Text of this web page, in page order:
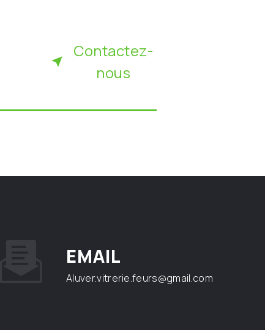
Contactez-
nous
EMAIL
aluver.vitrerie.feurs@gmail.com